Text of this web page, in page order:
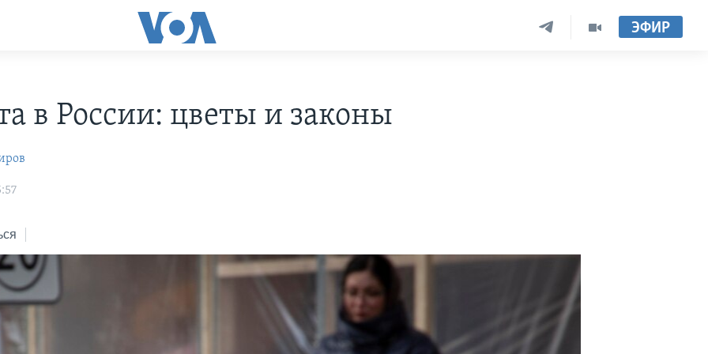
ЭФИР
в России: цветы и законы